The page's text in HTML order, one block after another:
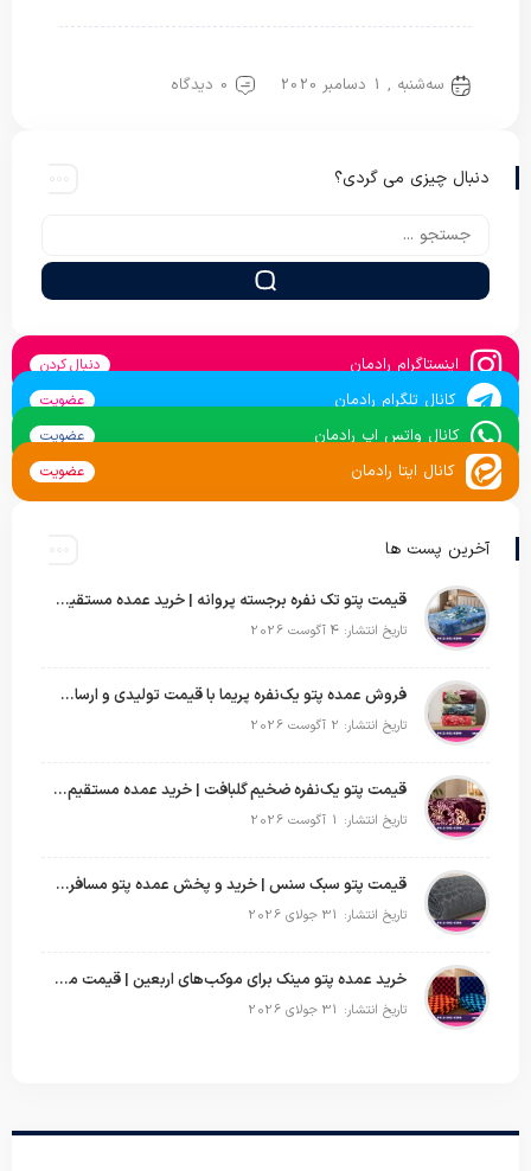
سه‌شنبه , 1 دسامبر 2020 0 دیدگاه
دنبال چیزی می گردی؟
اینستاگرام رادمان دنبال کردن
کانال تلگرام رادمان عضویت
کانال واتس اپ رادمان عضویت
کانال ایتا رادمان عضویت
آخرین پست ها
قیمت پتو تک نفره برجسته پروانه | خرید عمده مستقیم با بهترین قیمت بازار
تاریخ انتشار: 4 آگوست 2026
فروش عمده پتو یک‌نفره پریما با قیمت تولیدی و ارسال به سراسر کشور
تاریخ انتشار: 2 آگوست 2026
قیمت پتو یک‌نفره ضخیم گلبافت | خرید عمده مستقیم با بهترین قیمت
تاریخ انتشار: 1 آگوست 2026
قیمت پتو سبک سنس | خرید و پخش عمده پتو مسافرتی Sense
تاریخ انتشار: 31 جولای 2026
خرید عمده پتو مینک برای موکب‌های اربعین | قیمت مناسب و ارسال سریع
تاریخ انتشار: 31 جولای 2026